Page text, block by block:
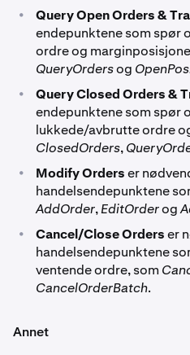
• Query Open Orders &
endepunktene som spør
ordre og
QueryOrdersog
• Query Closed Orders &
endepunktene som spør
lukkede/avbrutte ordre
ClosedOrders,
• Modify Orderser
handelsendepunktene
AddOrder,EditOrderog
• Cancel/Close Orderser
handelsendepunktene
ventende ordre, som
CancelOrderBatch.
Annet